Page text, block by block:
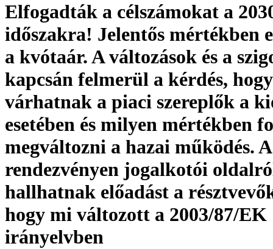
Elfogadták a célszámokat a
időszakra! Jelentős mértékben
a kvótaár. A változások és a
kapcsán felmerül a kérdés,
várhatnak a piaci szereplők a
esetében és milyen mértékben
megváltozni a hazai működés. A
rendezvényen jogalkotói
hallhatnak előadást a
hogy mi változott a 2003/87/EK
irányelvben